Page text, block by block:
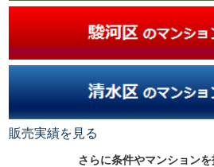
販売実績を見る
さらに条件やマンション